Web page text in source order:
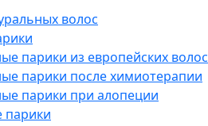
волос
парики из европейских волос
парики после химиотерапии
парики при алопеции
парики